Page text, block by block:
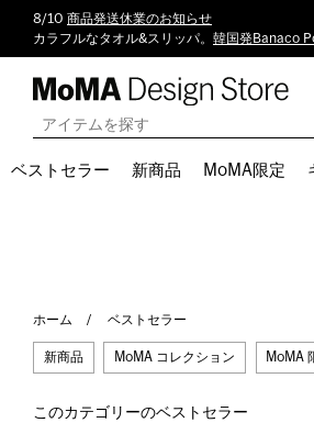
8/10 商品発送休業のお知らせ
カラフルなタオル&スリッパ。 韓国発Banaco
ベストセラー 新商品 MoMA限定
ホーム ベストセラー
新商品 MoMA コレクション MoMA
このカテゴリーのベストセラー